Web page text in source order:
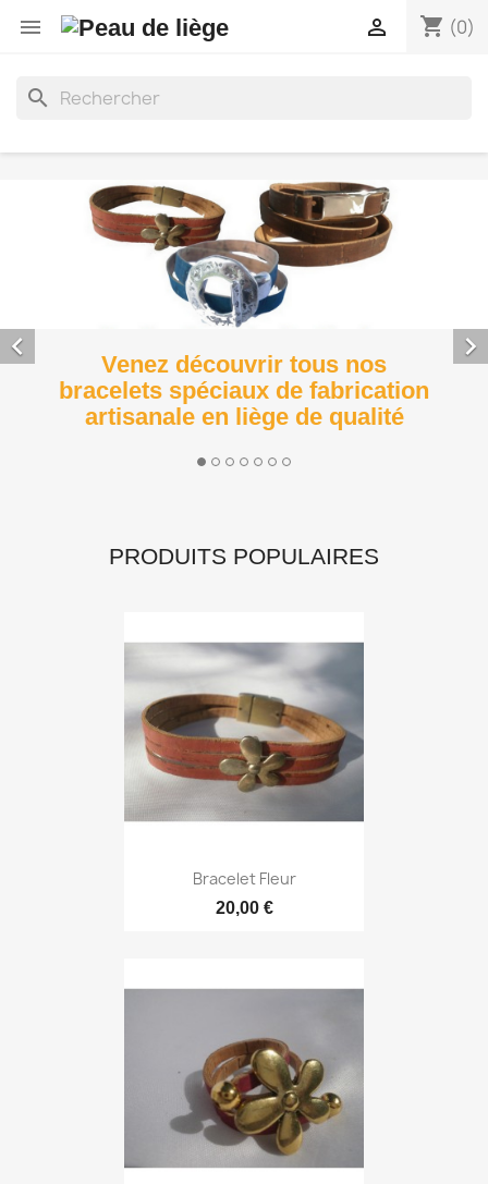
 shopping_cart (0)

search
Venez découvrir tous nos
bracelets spéciaux de fabrication
artisanale en liège de qualité
 
PRODUITS POPULAIRES
Bracelet Fleur
20,00 €